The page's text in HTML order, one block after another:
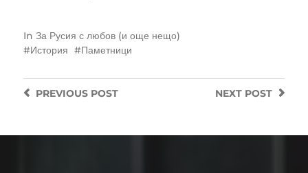
In За Русия с любов (и още нещо)
История
Паметници
NEXT POST
PREVIOUSPOST